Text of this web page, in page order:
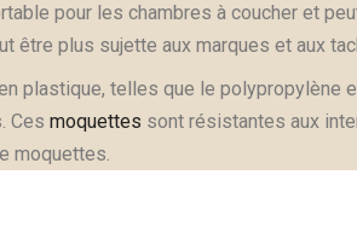
pour les chambres à coucher et
être plus sujette aux marques et aux
plastique, telles que le
Ces moquettes sont résistantes aux
moquettes.